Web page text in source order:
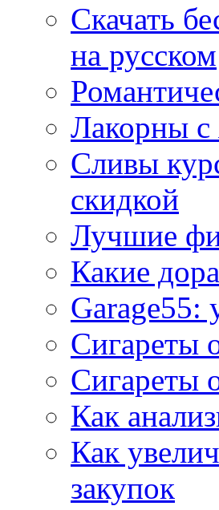
Скачать
на русском
Лакорны с
Сливы
скидкой
Лучшие
Какие
Garage55:
Сигареты
Сигареты
Как
Как
закупок